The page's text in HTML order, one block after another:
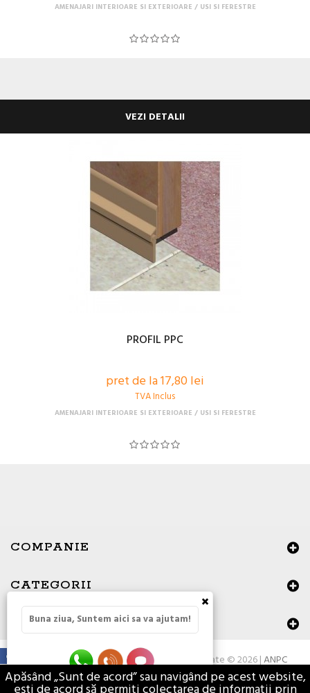
AMENAJARI INTERIOARE SI EXTERIOARE USI SI FERESTRE
VEZI DETALII
PROFIL PPC
pret de la 17,80 lei
TVA Inclus
AMENAJARI INTERIOARE SI EXTERIOARE USI SI FERESTRE
COMPANIE
CATEGORII
DATE DE CONTACT
Toate drepturile rezervate © 2026 |ANPC
Apăsând „Sunt de acord” sau navigând pe acest website,
×
Buna ziua, Suntem aici sa va ajutam!